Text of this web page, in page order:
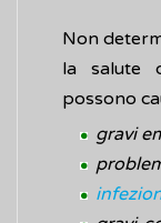
Non
la salute
possono
gravi